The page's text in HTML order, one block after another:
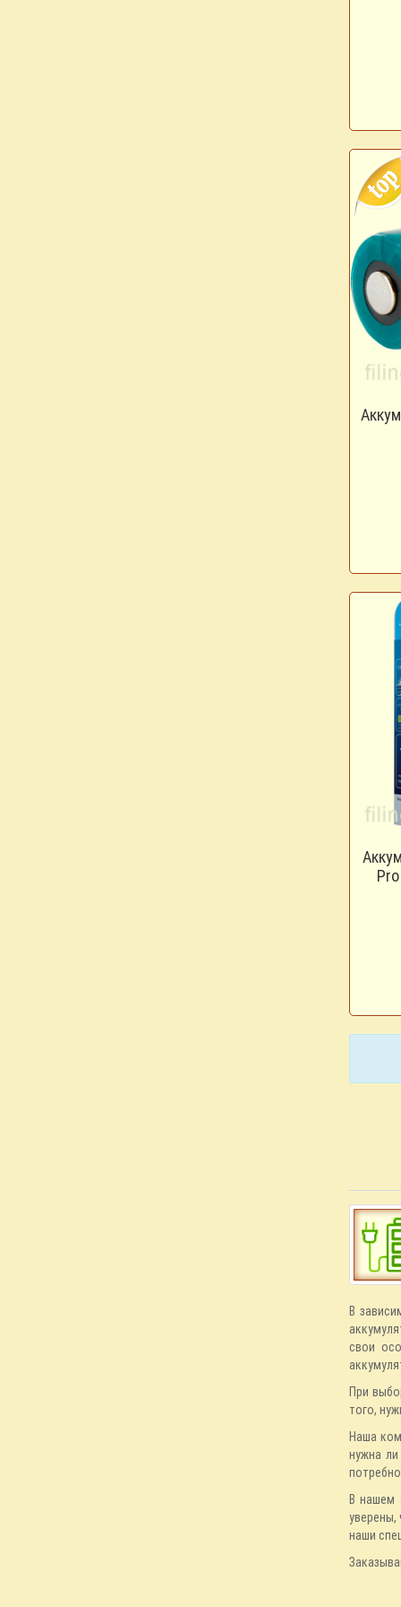
В
свои
При
того,
Наша
нужна
В нашем
наши